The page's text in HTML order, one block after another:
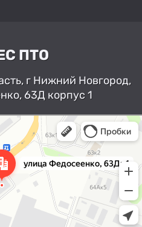
ПТО
г Нижний Новгород,
63Д корпус 1
Нижний Новгород
Улица Федосеенко, 63Дк1 —
Яндекс Карты